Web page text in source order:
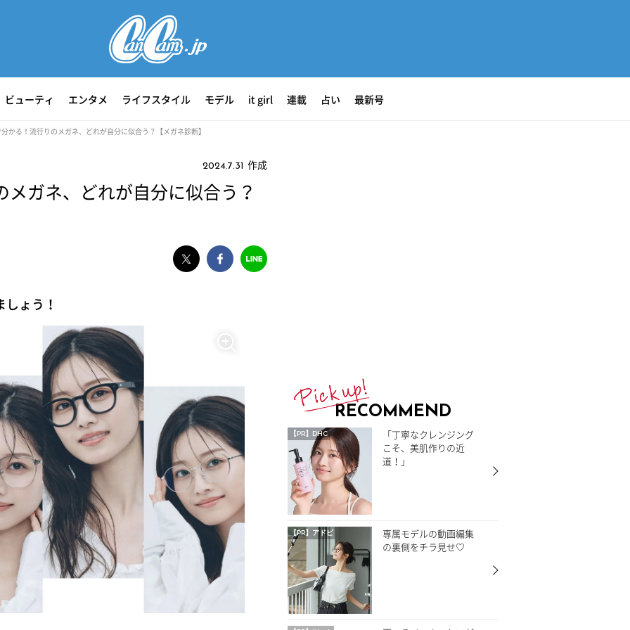
ビューティ エンタメ ライフスタイル モデル it girl 連載 占い 最新号
かる！流行りのメガネ、どれが自分に似合う？【メガネ診断】
2024.7.31 作成
ガネ、どれが自分に似合う？
ょう！
RECOMMEND
【PR】DHC
「丁寧なクレンジング
こそ、美肌作りの近
道！」
【PR】アドビ
専属モデルの動画編集
の裏側をチラ見せ♡